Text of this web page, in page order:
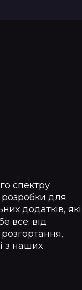
спектру
розробки для
додатків, які
все: від
з наших